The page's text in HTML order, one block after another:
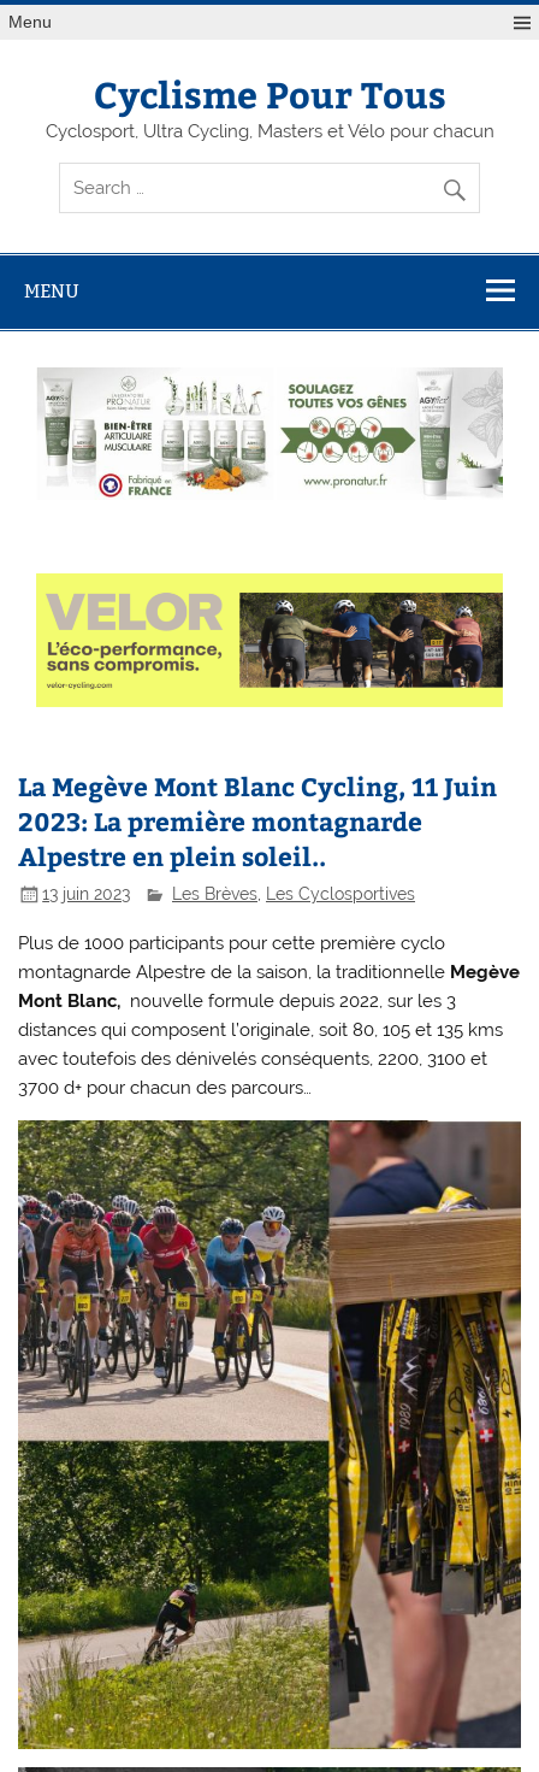
Menu
Cyclisme Pour Tous
Cyclosport, Ultra Cycling, Masters et Vélo pour chacun
MENU
La Megève Mont Blanc Cycling, 11 Juin
2023: La première montagnarde
Alpestre en plein soleil..
13 juin 2023 Les Brèves Les Cyclosportives
Plus de 1000 participants pour cette première cyclo
montagnarde Alpestre de la saison, la traditionnelle Megève
Mont Blanc, nouvelle formule depuis 2022, sur les 3
distances qui composent l’originale, soit 80, 105 et 135 kms
avec toutefois des dénivelés conséquents, 2200, 3100 et
3700 d+ pour chacun des parcours…